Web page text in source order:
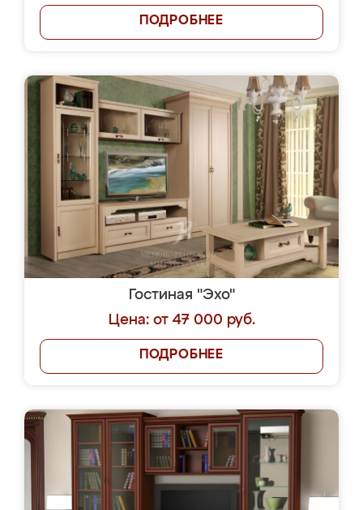
ПОДРОБНЕЕ
Гостиная "Эхо"
Цена: от 47 000 руб.
ПОДРОБНЕЕ